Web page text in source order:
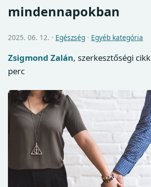
mindennapokban
2025. 06. 12. · Egészség · Egyéb kategória
Zsigmond Zalán, szerkesztőségi cikk
perc